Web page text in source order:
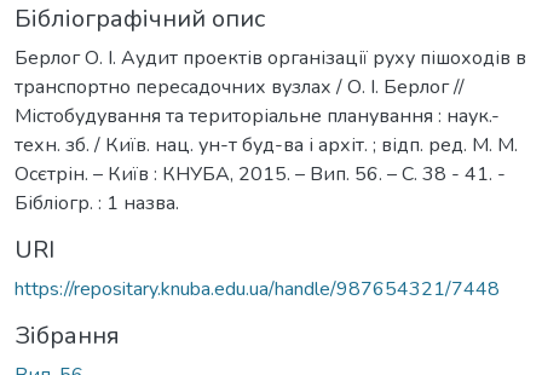
Бібліографічний опис
Берлог О. І. Аудит проектів організації руху пішоходів в
транспортно пересадочних вузлах / О. І. Берлог //
Містобудування та територіальне планування : наук.-
техн. зб. / Київ. нац. ун-т буд-ва і архіт. ; відп. ред. М. М.
Осєтрін. – Київ : КНУБА, 2015. – Вип. 56. – С. 38 - 41. -
Бібліогр. : 1 назва.
URI
https://repositary.knuba.edu.ua/handle/987654321/7448
Зібрання